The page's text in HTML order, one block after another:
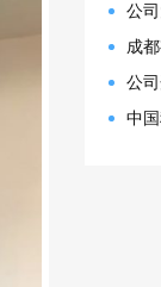
公司党
成都
公
中国科学